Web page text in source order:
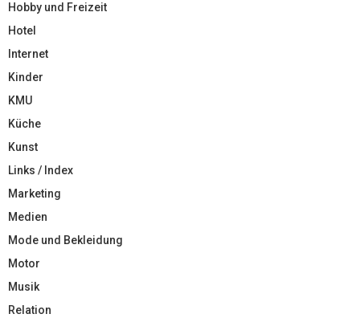
Hobby und Freizeit
Hotel
Internet
Kinder
KMU
Küche
Kunst
Links / Index
Marketing
Medien
Mode und Bekleidung
Motor
Musik
Relation